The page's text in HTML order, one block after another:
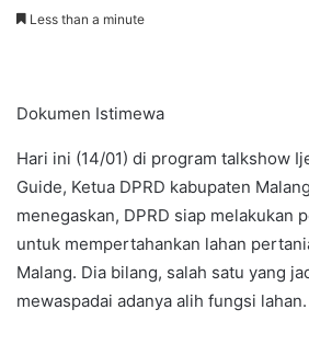
Less than a minute
Dokumen Istimewa
Hari ini (14/01) di program talkshow
Guide, Ketua DPRD kabupaten
menegaskan, DPRD siap melakukan
untuk mempertahankan lahan
Malang. Dia bilang, salah satu yang
mewaspadai adanya alih fungsi lahan.